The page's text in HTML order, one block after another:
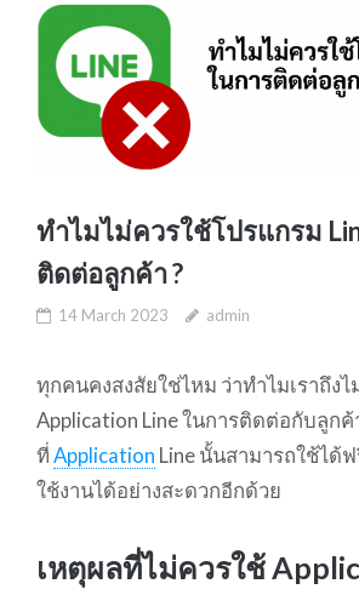
ทำไมไม่ควรใช้โปรแกรม
ติดต่อลูกค้า ?
14 March 2023 admin
ทุกคนคงสงสัยใช่ไหม ว่าทำไมเราถึงไ
Application Line ในการติดต่อกับลูกค้
ที่Application Line นั้นสามารถใช้ได้
ใช้งานได้อย่างสะดวกอีกด้วย
เหตุผลที่ไม่ควรใช้